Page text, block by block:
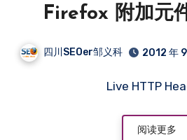
Firefox 附加元
四川SEOer邹义科 2012 年
Live HTTP
阅读更多